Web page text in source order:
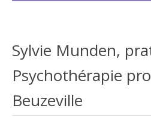
Sylvie Munden,
Psychothérapie
Beuzeville